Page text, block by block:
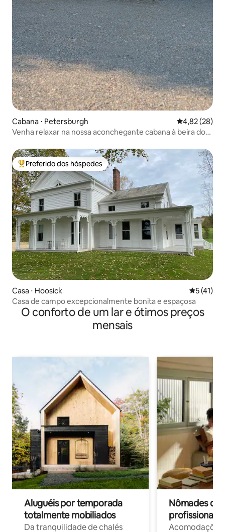
Cabana ⋅ Petersburgh 4,82 de uma
4,82 (28)
Venha relaxar na nossa aconchegante cabana à beira do
Entre os melhores preferidos dos hóspedes
Preferido dos hóspedes
Casa ⋅ Hoosick 5 de uma
5 (41)
Casa de campo excepcionalmente bonita e espaçosa
O conforto de um lar e ótimos preços
mensais
Aluguéis por temporada
totalmente mobiliados
Da tranquilidade de chalés
Nômades
profissionais